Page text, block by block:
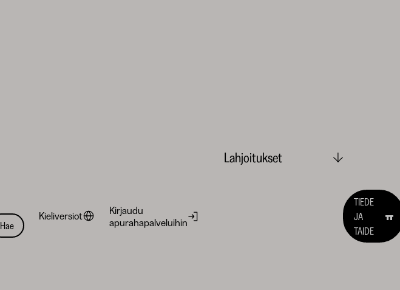
Hae
Kieliversiot
Kirjaudu
apurahapalveluihin
Lahjoitukset
TIEDE
JA
TAIDE